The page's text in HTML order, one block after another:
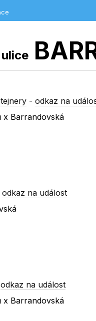
ulice
-odkaz na
x Barrandovská
odkaz na událost
odkaz na událost
x Barrandovská